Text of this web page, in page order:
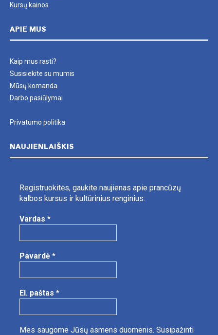
Kursų kainos
APIE MUS
Kaip mus rasti?
Susisiekite su mumis
Mūsų komanda
Darbo pasiūlymai
Privatumo politika
NAUJIENLAIŠKIS
Registruokitės, gaukite naujienas apie prancūzų
kalbos kursus ir kultūrinius renginius:
Vardas *
Pavardė *
El. paštas *
Mes saugome Jūsų asmens duomenis. Susipažinti